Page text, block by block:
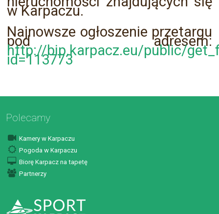
w Karpaczu.
Najnowsze ogłoszenie przetargu
pod adresem:
http://bip.karpacz.eu/public/
id=113773
Polecamy
Kamery w Karpaczu
Pogoda w Karpaczu
Biorę Karpacz na tapetę
Partnerzy